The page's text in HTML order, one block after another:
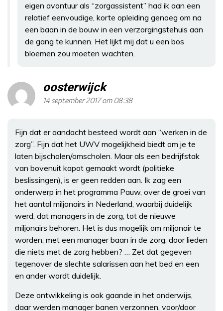
eigen avontuur als “zorgassistent” had ik aan een
relatief eenvoudige, korte opleiding genoeg om na
een baan in de bouw in een verzorgingstehuis aan
de gang te kunnen. Het lijkt mij dat u een bos
bloemen zou moeten wachten.
oosterwijck
14 september 2017 om 08:38
Fijn dat er aandacht besteed wordt aan “werken in de
zorg”. Fijn dat het UWV mogelijkheid biedt om je te
laten bijscholen/omscholen. Maar als een bedrijfstak
van bovenuit kapot gemaakt wordt (politieke
beslissingen), is er geen redden aan. Ik zag een
onderwerp in het programma Pauw, over de groei van
het aantal miljonairs in Nederland, waarbij duidelijk
werd, dat managers in de zorg, tot de nieuwe
miljonairs behoren. Het is dus mogelijk om miljonair te
worden, met een manager baan in de zorg, door lieden
die niets met de zorg hebben? … Zet dat gegeven
tegenover de slechte salarissen aan het bed en een
en ander wordt duidelijk.
Deze ontwikkeling is ook gaande in het onderwijs,
daar werden manager banen verzonnen, voor/door